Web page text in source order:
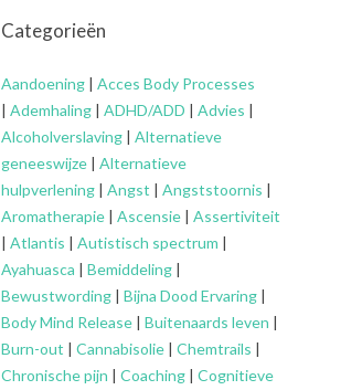
Categorieën
Aandoening | Acces Body Processes
| Ademhaling | ADHD/ADD | Advies |
Alcoholverslaving | Alternatieve
geneeswijze | Alternatieve
hulpverlening | Angst | Angststoornis |
Aromatherapie | Ascensie | Assertiviteit
| Atlantis | Autistisch spectrum |
Ayahuasca | Bemiddeling |
Bewustwording | Bijna Dood Ervaring |
Body Mind Release | Buitenaards leven |
Burn-out | Cannabisolie | Chemtrails |
Chronische pijn | Coaching | Cognitieve